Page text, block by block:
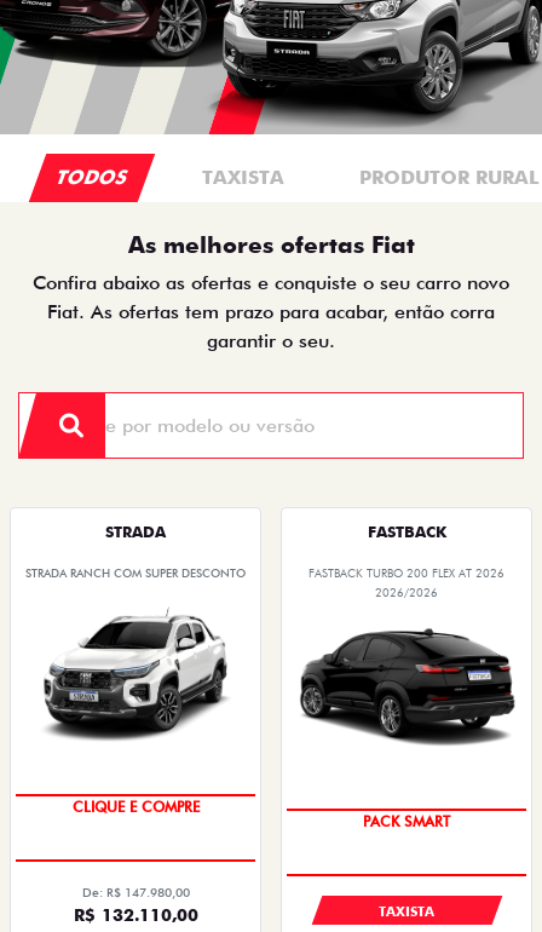
TODOS TAXISTA PRODUTOR RURAL
As melhores ofertas Fiat
Confira abaixo as ofertas e conquiste o seu carro novo
Fiat. As ofertas tem prazo para acabar, então corra
garantir o seu.
STRADA
STRADA RANCH COM SUPER DESCONTO
CLIQUE E COMPRE
De: R$ 147.980,00
R$ 132.110,00
FASTBACK
FASTBACK TURBO 200 FLEX AT 2026
2026/2026
PACK SMART
TAXISTA